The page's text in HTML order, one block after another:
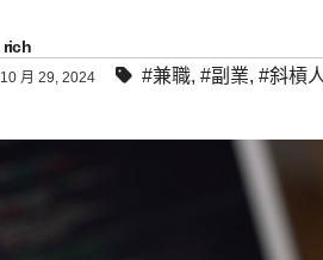
rich
10 月 29, 2024 #兼職, #副業, #斜槓